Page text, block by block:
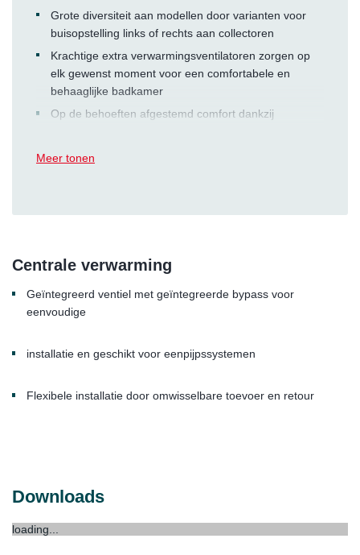
Grote diversiteit aan modellen door varianten voor
buisopstelling links of rechts aan collectoren
Krachtige extra verwarmingsventilatoren zorgen op
elk gewenst moment voor een comfortabele en
behaaglijke badkamer
Op de behoeften afgestemd comfort dankzij
Meer tonen
Centrale verwarming
Geïntegreerd ventiel met geïntegreerde bypass voor
eenvoudige
installatie en geschikt voor eenpijpssystemen
Flexibele installatie door omwisselbare toevoer en retour
Downloads
loading...